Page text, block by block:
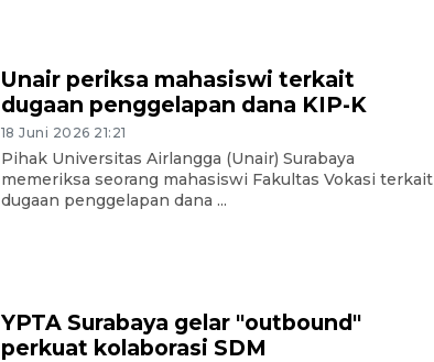
Unair periksa mahasiswi terkait
dugaan penggelapan dana KIP-K
18 Juni 2026 21:21
Pihak Universitas Airlangga (Unair) Surabaya
memeriksa seorang mahasiswi Fakultas Vokasi terkait
dugaan penggelapan dana ...
YPTA Surabaya gelar "outbound"
perkuat kolaborasi SDM